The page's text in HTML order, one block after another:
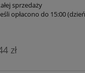
sprzedaży
opłacono do 15:00
zł